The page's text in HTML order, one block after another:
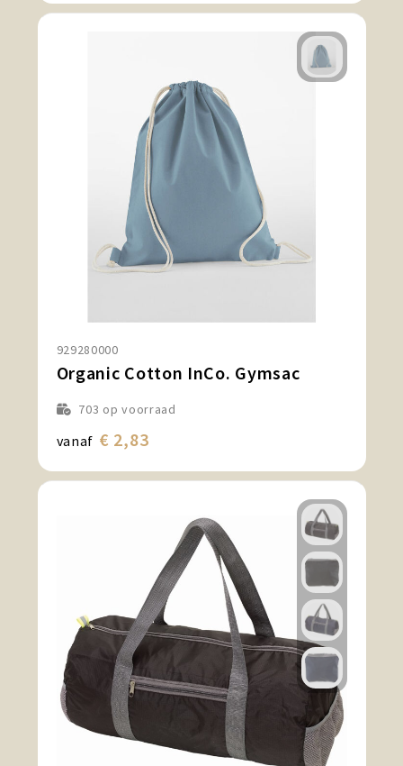
929280000
Organic Cotton InCo. Gymsac
703 op voorraad
vanaf € 2,83